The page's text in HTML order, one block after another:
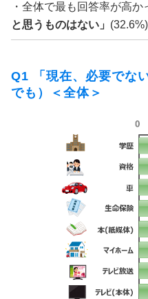
・全体で最も回答率が高か
と思うものはない」
Q1 「現在、必要でな
でも）＜全体＞